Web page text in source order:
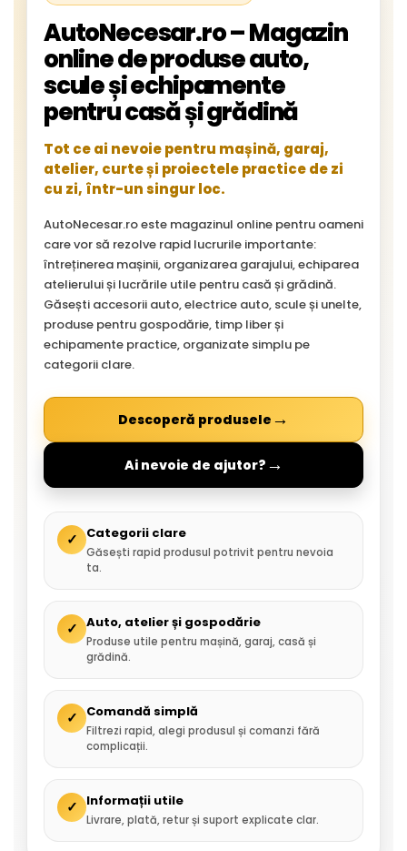
AutoNecesar.ro – Magazin
online de produse auto,
scule și echipamente
pentru casă și grădină
Tot ce ai nevoie pentru mașină, garaj,
atelier, curte și proiectele practice de zi
cu zi, într-un singur loc.
AutoNecesar.ro este magazinul online pentru oameni
care vor să rezolve rapid lucrurile importante:
întreținerea mașinii, organizarea garajului, echiparea
atelierului și lucrările utile pentru casă și grădină.
Găsești accesorii auto, electrice auto, scule și unelte,
produse pentru gospodărie, timp liber și
echipamente practice, organizate simplu pe
categorii clare.
Descoperă produsele →
Ai nevoie de ajutor? →
✓ Categorii clare
Găsești rapid produsul potrivit pentru nevoia
ta.
✓ Auto, atelier și gospodărie
Produse utile pentru mașină, garaj, casă și
grădină.
✓ Comandă simplă
Filtrezi rapid, alegi produsul și comanzi fără
complicații.
✓ Informații utile
Livrare, plată, retur și suport explicate clar.